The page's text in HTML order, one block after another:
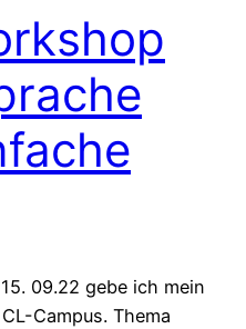
09.22 gebe ich mein
Campus. Thema